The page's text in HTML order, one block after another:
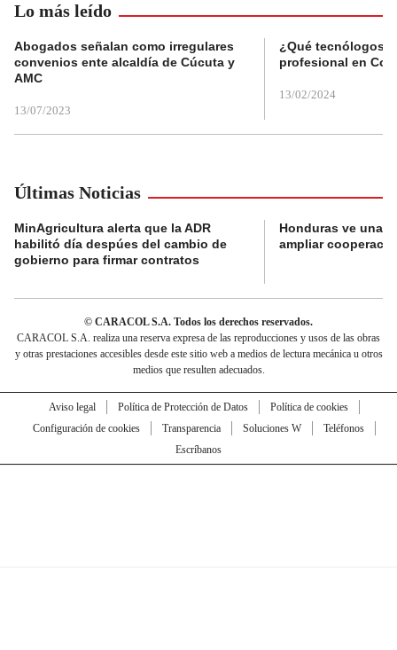
Lo más leído
Abogados señalan como irregulares
convenios ente alcaldía de Cúcuta y
AMC
13/07/2023
¿Qué tecnólogos
profesional en
13/02/2024
Últimas Noticias
MinAgricultura alerta que la ADR
habilitó día despúes del cambio de
gobierno para firmar contratos
Honduras ve una
ampliar
© CARACOL S.A. Todos los derechos reservados.
CARACOL S.A. realiza una reserva expresa de las reproducciones y usos de las obras
y otras prestaciones accesibles desde este sitio web a medios de lectura mecánica u otros
medios que resulten adecuados.
Aviso legal Política de Protección de Datos
Política de cookies
Configuración de cookies
Transparencia Soluciones W
Teléfonos
Escríbanos